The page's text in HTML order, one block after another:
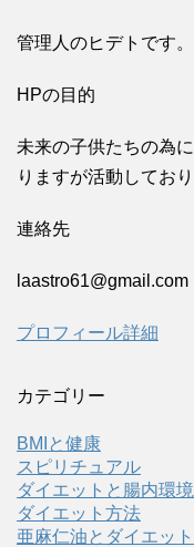
管理人のヒデトです。
HPの目的
未来の子供たちの為
りますが活動してお
連絡先
laastro61@gmail.com
プロフィール詳細
カテゴリー
BMIと健康
スピリチュアル
ダイエットと腸内環境
ダイエット方法
亜麻仁油とダイエット